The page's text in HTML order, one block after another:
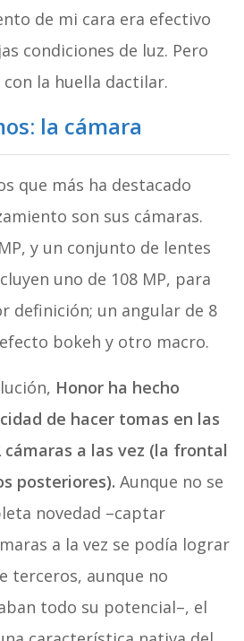
de mi cara era efectivo
condiciones de luz. Pero
la huella dactilar.
la cámara
que más ha destacado
son sus cámaras.
y un conjunto de lentes
uno de 108 MP, para
definición; un angular de 8
bokeh y otro macro.
Honor ha hecho
de hacer tomas en las
a las vez (la frontal
posteriores). Aunque no se
novedad –captar
a la vez se podía lograr
terceros, aunque no
todo su potencial–, el